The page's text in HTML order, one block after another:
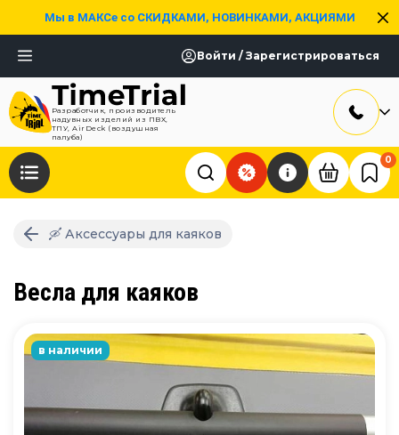
Мы в МАКСе со СКИДКАМИ, НОВИНКАМИ, АКЦИЯМИ
Войти / Зарегистрироваться
Разработчик, производитель
надувных изделий из ПВХ,
ТПУ, AirDeck (воздушная
палуба)
0
🛶 Аксессуары для каяков
Весла для каяков
в наличии